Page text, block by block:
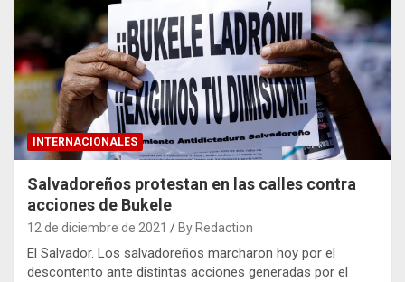
INTERNACIONALES
Salvadoreños protestan en las calles contra
acciones de Bukele
12 de diciembre de 2021 By Redaction
El Salvador. Los salvadoreños marcharon hoy por el
descontento ante distintas acciones generadas por el